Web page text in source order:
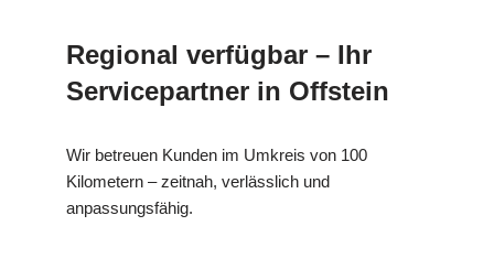
Regional verfügbar – Ihr
Servicepartner in Offstein
Wir betreuen Kunden im Umkreis von 100
Kilometern – zeitnah, verlässlich und
anpassungsfähig.